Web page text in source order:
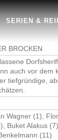
SERIEN &
BROCKEN
auch vor dem
tiefgründige,
Wagner (1),
Buket Alakus
(11)